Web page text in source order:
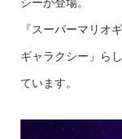
『スーパーマリオ
ギャラクシー」ら
ています。